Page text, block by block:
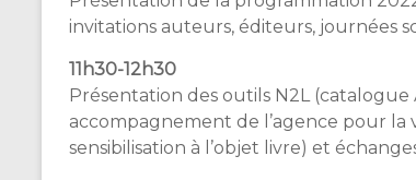
invitations auteurs, éditeurs, journées
11h30-12h30
Présentation des outils N2L
accompagnement de l’agence pour la
sensibilisation à l’objet livre) et